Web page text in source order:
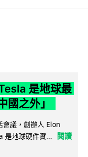
是地球最
國之外」
會議，創辦人 Elon
是地球硬件實...
閱讀